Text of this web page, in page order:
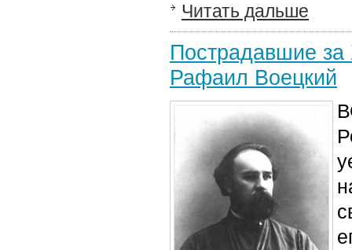
Читать дальше
Пострадавшие
Рафаил Воецкий